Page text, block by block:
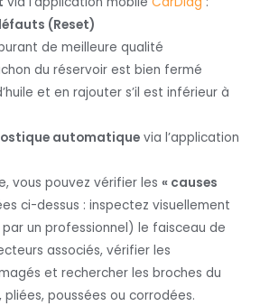
(Reset)
de meilleure qualité
du réservoir est bien fermé
et en rajouter s’il est inférieur à
automatique via l’application
vous pouvez vérifier les« causes
ci-dessus : inspectez visuellement
un professionnel) le faisceau de
associés, vérifier les
et rechercher les broches du
poussées ou corrodées.